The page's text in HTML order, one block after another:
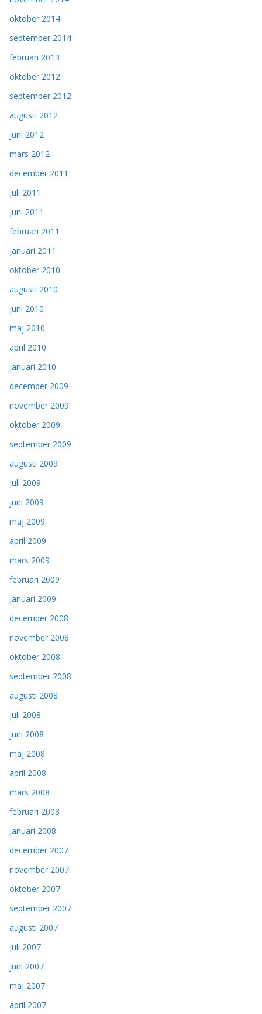
oktober 2014
september 2014
februari 2013
oktober 2012
september 2012
augusti 2012
juni 2012
mars 2012
december 2011
juli 2011
juni 2011
februari 2011
januari 2011
oktober 2010
augusti 2010
juni 2010
maj 2010
april 2010
januari 2010
december 2009
november 2009
oktober 2009
september 2009
augusti 2009
juli 2009
juni 2009
maj 2009
april 2009
mars 2009
februari 2009
januari 2009
december 2008
november 2008
oktober 2008
september 2008
augusti 2008
juli 2008
juni 2008
maj 2008
april 2008
mars 2008
februari 2008
januari 2008
december 2007
november 2007
oktober 2007
september 2007
augusti 2007
juli 2007
juni 2007
maj 2007
april 2007